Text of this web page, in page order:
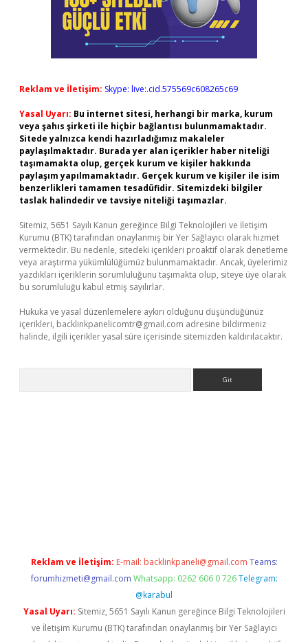
Reklam ve İletişim: Skype: live:.cid.575569c608265c69
Yasal Uyarı: Bu internet sitesi, herhangi bir marka, kurum
veya şahıs şirketi ile hiçbir bağlantısı bulunmamaktadır.
Sitede yalnızca kendi hazırladığımız makaleler
paylaşılmaktadır. Burada yer alan içerikler haber niteliği
taşımamakta olup, gerçek kurum ve kişiler hakkında
paylaşım yapılmamaktadır. Gerçek kurum ve kişiler ile isim
benzerlikleri tamamen tesadüfidir. Sitemizdeki bilgiler
taslak halindedir ve tavsiye niteliği taşımazlar.
Sitemiz, 5651 Sayılı Kanun gereğince Bilgi Teknolojileri ve İletişim
Kurumu (BTK) tarafından onaylanmış bir Yer Sağlayıcı olarak hizmet
vermektedir. Bu nedenle, sitedeki içerikleri proaktif olarak denetleme
veya araştırma yükümlülüğümüz bulunmamaktadır. Ancak, üyelerimiz
yazdıkları içeriklerin sorumluluğunu taşımakta olup, siteye üye olarak
bu sorumluluğu kabul etmiş sayılırlar.
Hukuka ve yasal düzenlemelere aykırı olduğunu düşündüğünüz
içerikleri, backlinkpanelicomtr@gmail.com adresine bildirmeniz
halinde, ilgili içerikler yasal süre içerisinde sitemizden kaldırılacaktır.
Reklam ve İletişim: E-mail: backlinkpaneli@gmail.com Teams:
forumhizmeti@gmail.com Whatsapp: 0262 606 0 726 Telegram:
@karabul
Yasal Uyarı: Sitemiz, 5651 Sayılı Kanun gereğince Bilgi Teknolojileri
ve İletişim Kurumu (BTK) tarafından onaylanmış bir Yer Sağlayıcı